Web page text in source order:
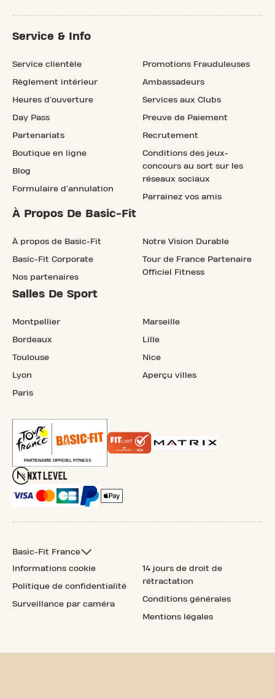
Service & Info
Service clientèle
Règlement intérieur
Heures d'ouverture
Day Pass
Partenariats
Boutique en ligne
Blog
Formulaire d'annulation
Promotions Frauduleuses
Ambassadeurs
Services aux Clubs
Preuve de Paiement
Recrutement
Conditions des jeux-
concours au sort sur les
réseaux sociaux
Parrainez vos amis
À Propos De Basic-Fit
À propos de Basic-Fit
Basic-Fit Corporate
Nos partenaires
Notre Vision Durable
Tour de France Partenaire
Officiel Fitness
Salles De Sport
Montpellier
Bordeaux
Toulouse
Lyon
Paris
Marseille
Lille
Nice
Aperçu villes
Basic-Fit France
Informations cookie
Politique de confidentialité
Surveillance par caméra
14 jours de droit de
rétractation
Conditions générales
Mentions légales